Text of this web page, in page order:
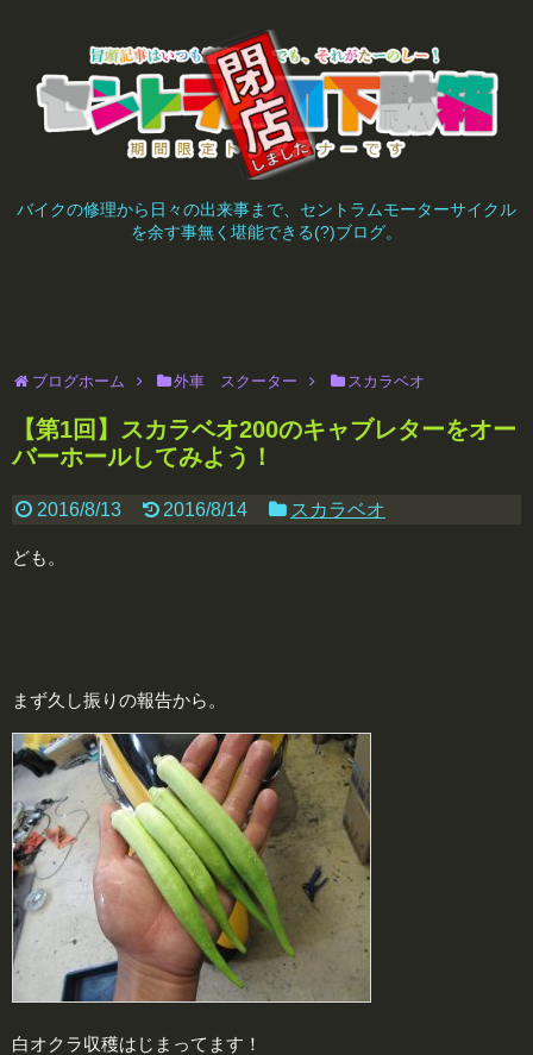
バイクの修理から日々の出来事まで、セントラムモーターサイクル
を余す事無く堪能できる(?)ブログ。
ブログホーム 外車 スクーター スカラベオ
【第1回】スカラベオ200のキャブレターをオー
バーホールしてみよう！
2016/8/13 2016/8/14 スカラベオ
ども。
まず久し振りの報告から。
白オクラ収穫はじまってます！